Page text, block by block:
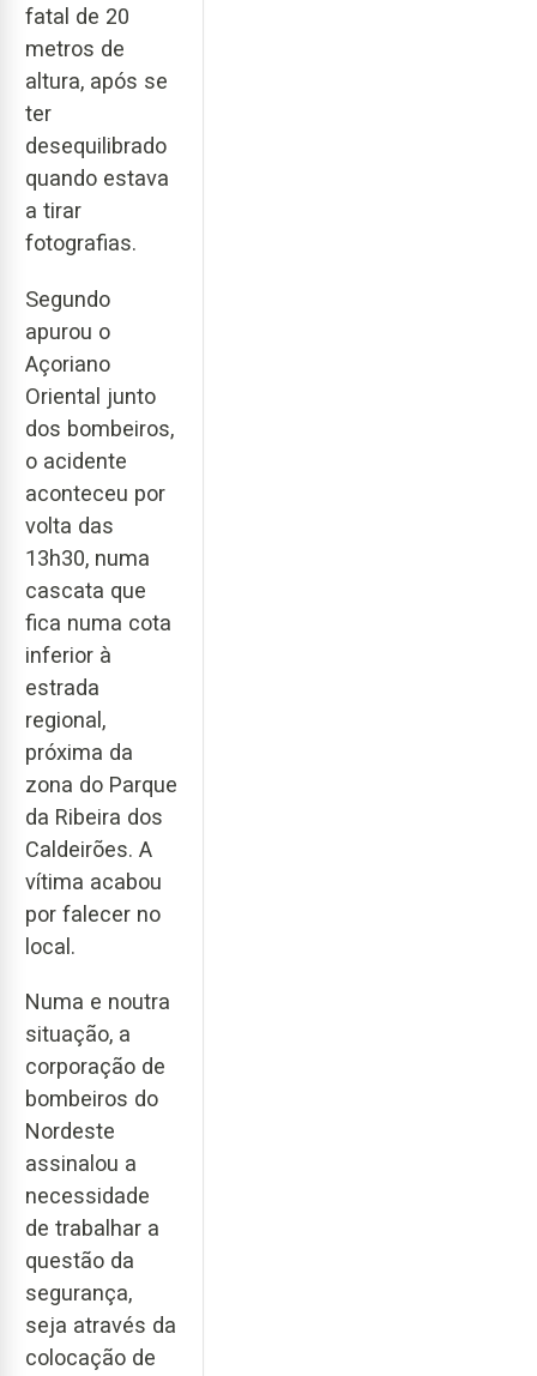
fatal de 20
metros de
altura, após se
ter
desequilibrado
quando estava
a tirar
fotografias.
Segundo
apurou o
Açoriano
Oriental junto
dos bombeiros,
o acidente
aconteceu por
volta das
13h30, numa
cascata que
fica numa cota
inferior à
estrada
regional,
próxima da
zona do Parque
da Ribeira dos
Caldeirões. A
vítima acabou
por falecer no
local.
Numa e noutra
situação, a
corporação de
bombeiros do
Nordeste
assinalou a
necessidade
de trabalhar a
questão da
segurança,
seja através da
colocação de